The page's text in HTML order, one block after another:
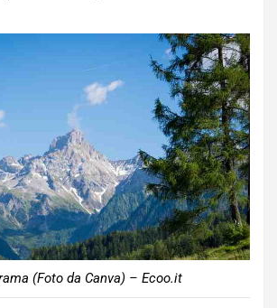
(Foto da Canva) – Ecoo.it